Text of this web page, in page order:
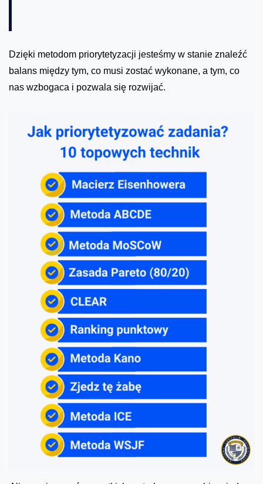
Dzięki metodom priorytetyzacji jesteśmy w stanie znaleźć
balans między tym, co musi zostać wykonane, a tym, co
nas wzbogaca i pozwala się rozwijać.